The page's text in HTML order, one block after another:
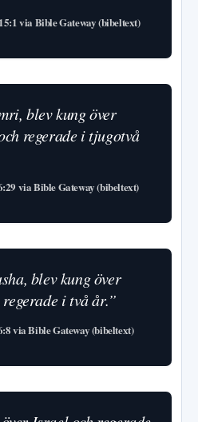
via Bible Gateway (bibeltext)
blev kung över
regerade i tjugotvå
via Bible Gateway (bibeltext)
blev kung över
i två år.”
via Bible Gateway (bibeltext)